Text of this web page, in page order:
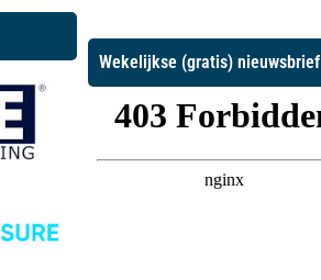
Wekelijkse (gratis) nieuwsbrief